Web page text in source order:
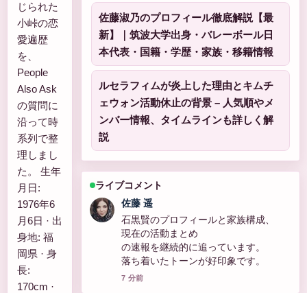
じられた
小峠の恋
愛遍歴
を、
People
Also Ask
の質問に
沿って時
系列で整
理しまし
た。 生年
月日:
1976年6
月6日 · 出
身地: 福
岡県 · 身
長:
170cm ·
佐藤淑乃のプロフィール徹底解説【最
新】｜筑波大学出身・バレーボール日
本代表・国籍・学歴・家族・移籍情報
ルセラフィムが炎上した理由とキムチ
ェウォン活動休止の背景 – 人気順やメ
ンバー情報、タイムラインも詳しく解
説
ライブコメント
佐藤 遥
石黒賢のプロフィールと家族構成、
現在の活動まとめ
の速報を継続的に追っています。
落ち着いたトーンが好印象です。
7 分前